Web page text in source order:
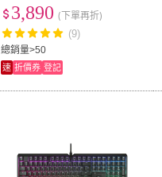
紅軸/茶軸(PIXIU75 無線三模
RGB 鍵盤 電競 黑)
總銷量>50
3,890 (下單再折)
(9)
速 折價券 登記